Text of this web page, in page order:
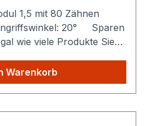
1,5 mit 80 Zähnen
20° Sparen
wie viele Produkte Sie
Warenkorb